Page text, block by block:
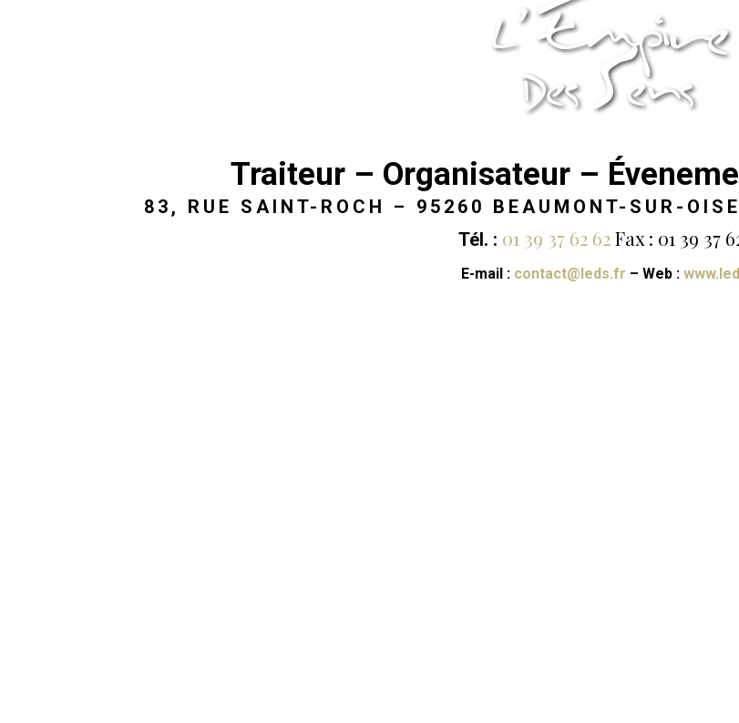
Traiteur – Organisateur –
83, RUE SAINT-ROCH – 95260 BEAUMONT-SUR-
Tél. : 01 39 37 62 62Fax : 01 39 37
E-mail : contact@leds.fr – Web :